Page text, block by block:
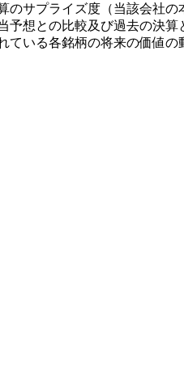
サプライズ度（当該会社
想との比較及び過去の決
いる各銘柄の将来の価値